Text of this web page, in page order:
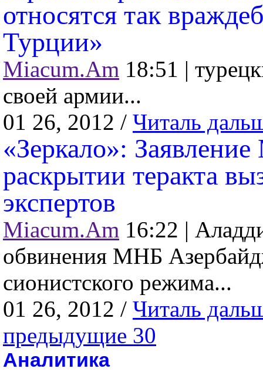
относятся так
Турции»
Miacum.Am 18:51 |
своей армии...
01 26, 2012 / Читаль
«Зеркало»:
раскрытии теракта
экспертов
Miacum.Am 16:22 |
обвинения МНБ
сионистского режима...
01 26, 2012 / Читаль
предыдущие 30
Аналитика